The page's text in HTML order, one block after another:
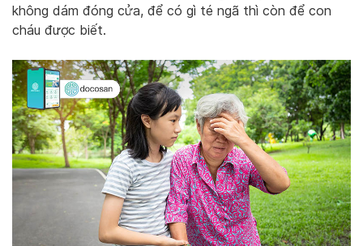
không dám đóng cửa, để có gì té ngã thì còn để con
cháu được biết.